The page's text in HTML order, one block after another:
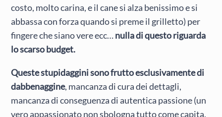
costo, molto carina, e il cane si alza benissimo e si
abbassa con forza quando si preme il grilletto) per
fingere che siano vere ecc…nulla di questo riguarda
lo scarso budget.
Queste stupidaggini sono frutto esclusivamente di
dabbenaggine, mancanza di cura dei dettagli,
mancanza di conseguenza di autentica passione (un
vero appassionato non sbologna tutto come capita,